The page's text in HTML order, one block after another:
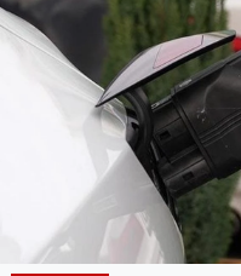
Dernekler, Odalar
Diğer
DÜNYA
EĞİTİM
EKONOMİ
Haber Arşivi